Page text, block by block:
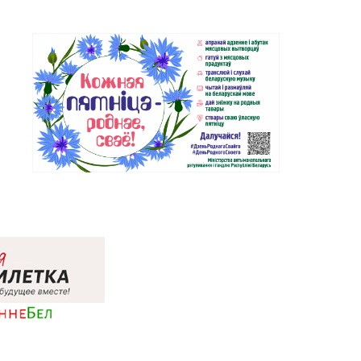
39, 75-30-39
Новополоцк, ул. Молодежная, д.
72
Магазин №29 «БЕЛЮВЕЛИРТОРГ»
г. Гомель, пр-т Ленина, д. 12-87
04-05, 30-04-01
Магазин №20 «Кристалл» г.
Гомель, ул. Интернациональная,
д. 48-3
70, 35-13-34
55, 20-26-98